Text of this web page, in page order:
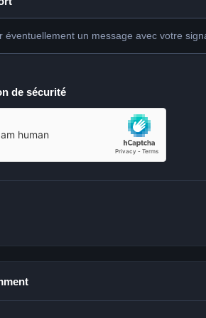
éventuellement un message avec votre
de sécurité